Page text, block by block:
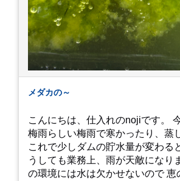
メダカの～
こんにちは、仕入れのnojiです。
梅雨らしい梅雨で寒かったり、蒸
これで少しダムの貯水量が変わる
うしても業務上、雨が天敵になり
の環境には水は欠かせないので 恵